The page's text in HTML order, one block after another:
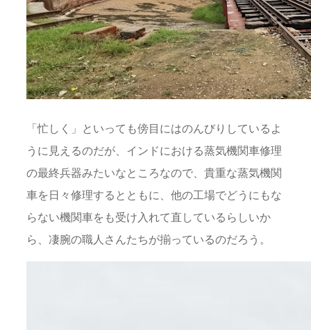
「忙しく」といっても傍目にはのんびりしているよ
うに見えるのだが、インドにおける蒸気機関車修理
の最終兵器みたいなところなので、貴重な蒸気機関
車を日々修理するとともに、他の工場でどうにもな
らない機関車をも受け入れて直しているらしいか
ら、凄腕の職人さんたちが揃っているのだろう。